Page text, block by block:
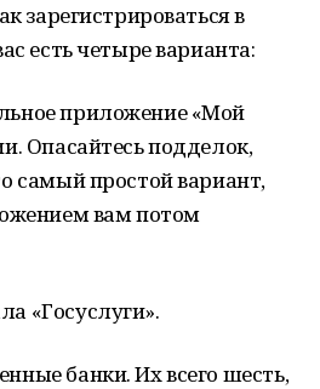
зарегистрироваться в
есть четыре варианта:
приложение «Мой
Опасайтесь подделок,
самый простой вариант,
вам потом
«Госуслуги».
банки. Их всего шесть,